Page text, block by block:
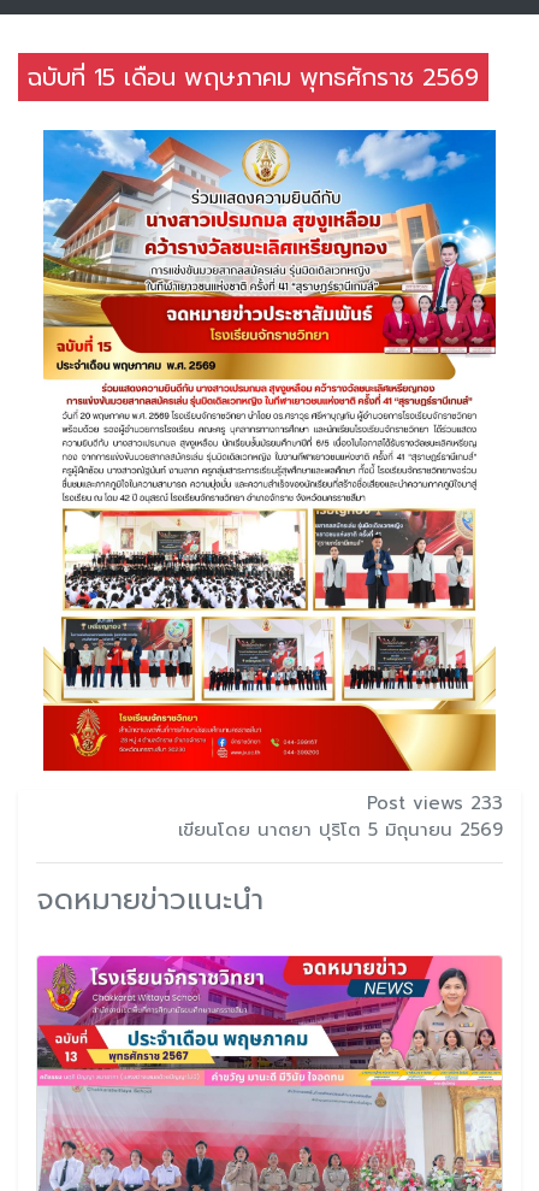
ฉบับที่ 15 เดือน พฤษภาคม พุทธศักราช 2569
Post views 233
เขียนโดย นาตยา ปุริโต 5 มิถุนายน 2569
จดหมายข่าวแนะนำ